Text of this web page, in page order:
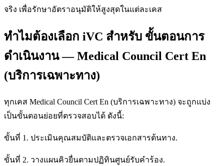
จริง เพื่อรักษาอัตราอนุมัติให้สูงสุดในแต่ละเคส
ทำไมต้องเลือก iVC สำหรับ ขั้นตอนการ
ดำเนินงาน — Medical Council Cert En
(บริการเฉพาะทาง)
ทุกเคส Medical Council Cert En (บริการเฉพาะทาง) จะถูกแบ่ง
เป็นขั้นตอนย่อยที่ตรวจสอบได้ ดังนี้:
ขั้นที่ 1. ประเมินคุณสมบัติและตรวจเอกสารต้นทาง.
ขั้นที่ 2. วางแผนคิวยื่นตามปฏิทินศูนย์รับคำร้อง.